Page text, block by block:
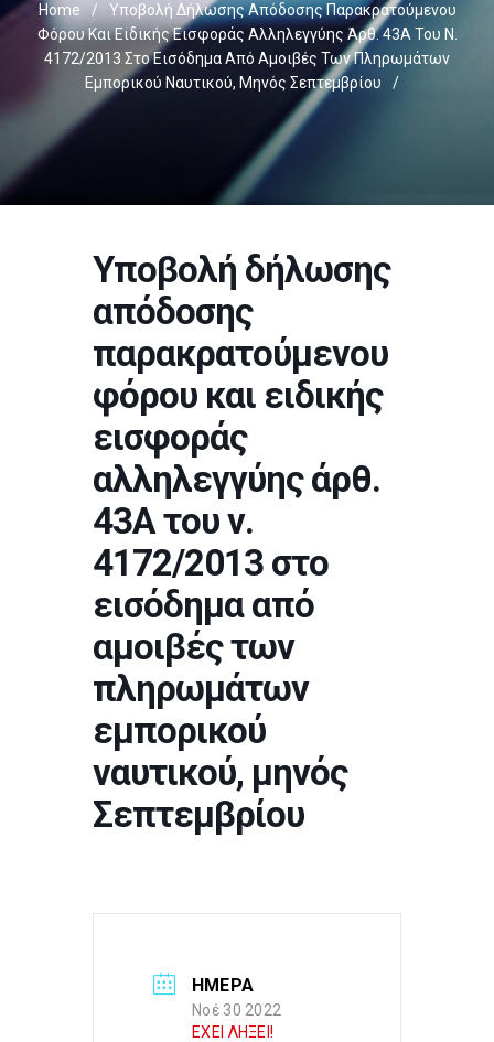
Home /
Υποβολή Δήλωσης Απόδοσης Παρακρατούμενου
Φόρου Και Ειδικής Εισφοράς Αλληλεγγύης Άρθ. 43Α Του Ν.
4172/2013 Στο Εισόδημα Από Αμοιβές Των Πληρωμάτων
Εμπορικού Ναυτικού, Μηνός Σεπτεμβρίου
/
Υποβολή δήλωσης
απόδοσης
παρακρατούμενου
φόρου και ειδικής
εισφοράς
αλληλεγγύης άρθ.
43Α του ν.
4172/2013 στο
εισόδημα από
αμοιβές των
πληρωμάτων
εμπορικού
ναυτικού, μηνός
Σεπτεμβρίου
ΗΜΕΡΑ
Νοέ 30 2022
ΕΧΕΙ ΛΗΞΕΙ!